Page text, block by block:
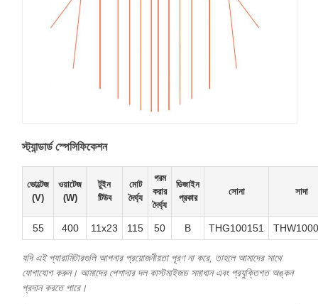
স্ট্যান্ডার্ড স্পেসিফিকেশন
ভোল্টেজ
(V)
ওয়াটেজ
(W)
টুইন
টিউব
মোট
দৈর্ঘ্য
গরম
করার
দৈর্ঘ্য
ডিজাইন
প্রকার
সোনা সাদা
55 400 11x23 115 50 B THG100151
যদি এই প্যারামিটারগুলি আপনার প্রয়োজনীয়তা পূরণ না করে, তাহলে আমাদের সাথে
যোগাযোগ করুন। আমাদের পেশাদার দল কাস্টমাইজড সমাধান এবং প্রযুক্তিগত অঙ্কন
প্রদান করতে পারে।